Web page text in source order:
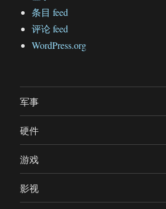
条目 feed
评论 feed
WordPress.org
军事
硬件
游戏
影视